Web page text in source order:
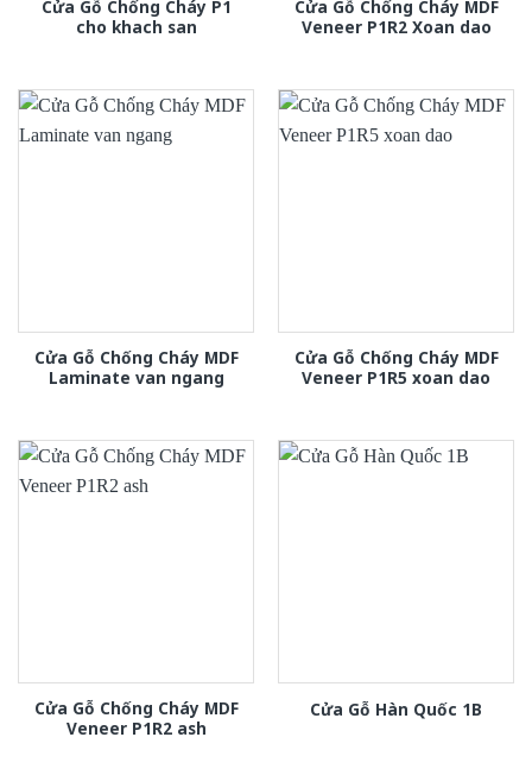
Cửa Gỗ Chống Cháy P1
cho khach san
Cửa Gỗ Chống Cháy MDF
Veneer P1R2 Xoan dao
Cửa Gỗ Chống Cháy MDF
Laminate van ngang
Cửa Gỗ Chống Cháy MDF
Veneer P1R5 xoan dao
Cửa Gỗ Chống Cháy MDF
Veneer P1R2 ash
Cửa Gỗ Hàn Quốc 1B